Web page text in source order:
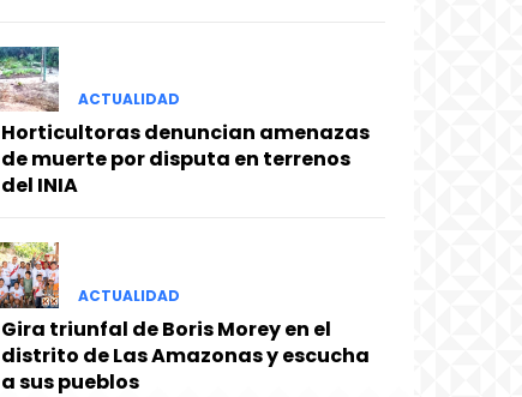
ACTUALIDAD
Horticultoras denuncian amenazas
de muerte por disputa en terrenos
del INIA
ACTUALIDAD
Gira triunfal de Boris Morey en el
distrito de Las Amazonas y escucha
a sus pueblos